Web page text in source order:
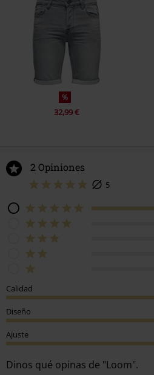
%
32,99 €
2 Opiniones
5
Calidad
Diseño
Ajuste
Dinos qué opinas de "Loom".